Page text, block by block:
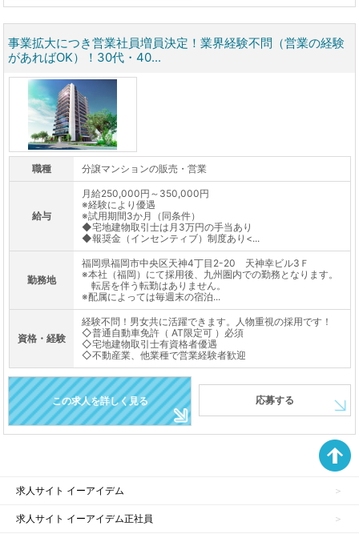
事業拡大につき営業社員増員決定！業界経験不問（営業の経験
があればOK）！30代・40...
職種 分譲マンションの販売・営業
給与
月給250,000円～350,000円
※経験により優遇
※試用期間3か月（同条件）
◆宅地建物取引士は月3万円の手当あり
◆報奨金（インセンティブ）制度あり<...
勤務地
福岡県福岡市中央区天神4丁目2-20 天神幸ビル3Ｆ
※本社（福岡）にて採用後、九州圏内での勤務となります。
転居を伴う転勤はありません。
※配属によっては毎週末の宿泊...
資格・経験
経験不問！男女共に活躍できます。人物重視の採用です！
◇普通自動車免許（ AT限定可 ）必須
◇宅地建物取引士有資格者優遇
◇不動産業、他業種で営業経験者歓迎
この求人を詳しく見る 応募する
求人サイト イーアイデム
求人サイト イーアイデム正社員